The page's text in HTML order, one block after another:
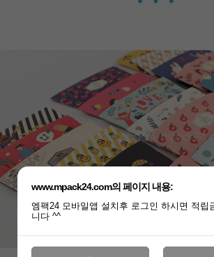
www.mpack24.com의 페이지 내용:
엠팩24 모바일앱 설치후 로그인 하시면 적립
니다 ^^